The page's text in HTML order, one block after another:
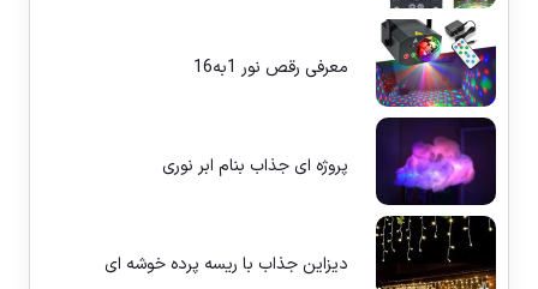
معرفی رقص نور 1به16
پروژه ای جذاب بنام ابر نوری
دیزاین جذاب با ریسه پرده خوشه ای